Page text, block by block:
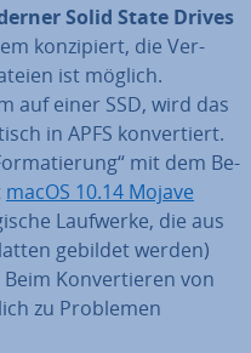
Solid State Drives
kon­zi­piert, die Ver­
ist möglich.
auf einer SSD, wird das
in APFS kon­ver­tiert.
mit dem Be­
macOS 10.14 Mojave
Laufwerke, die aus
gebildet werden)
Kon­ver­tie­ren von
zu Problemen